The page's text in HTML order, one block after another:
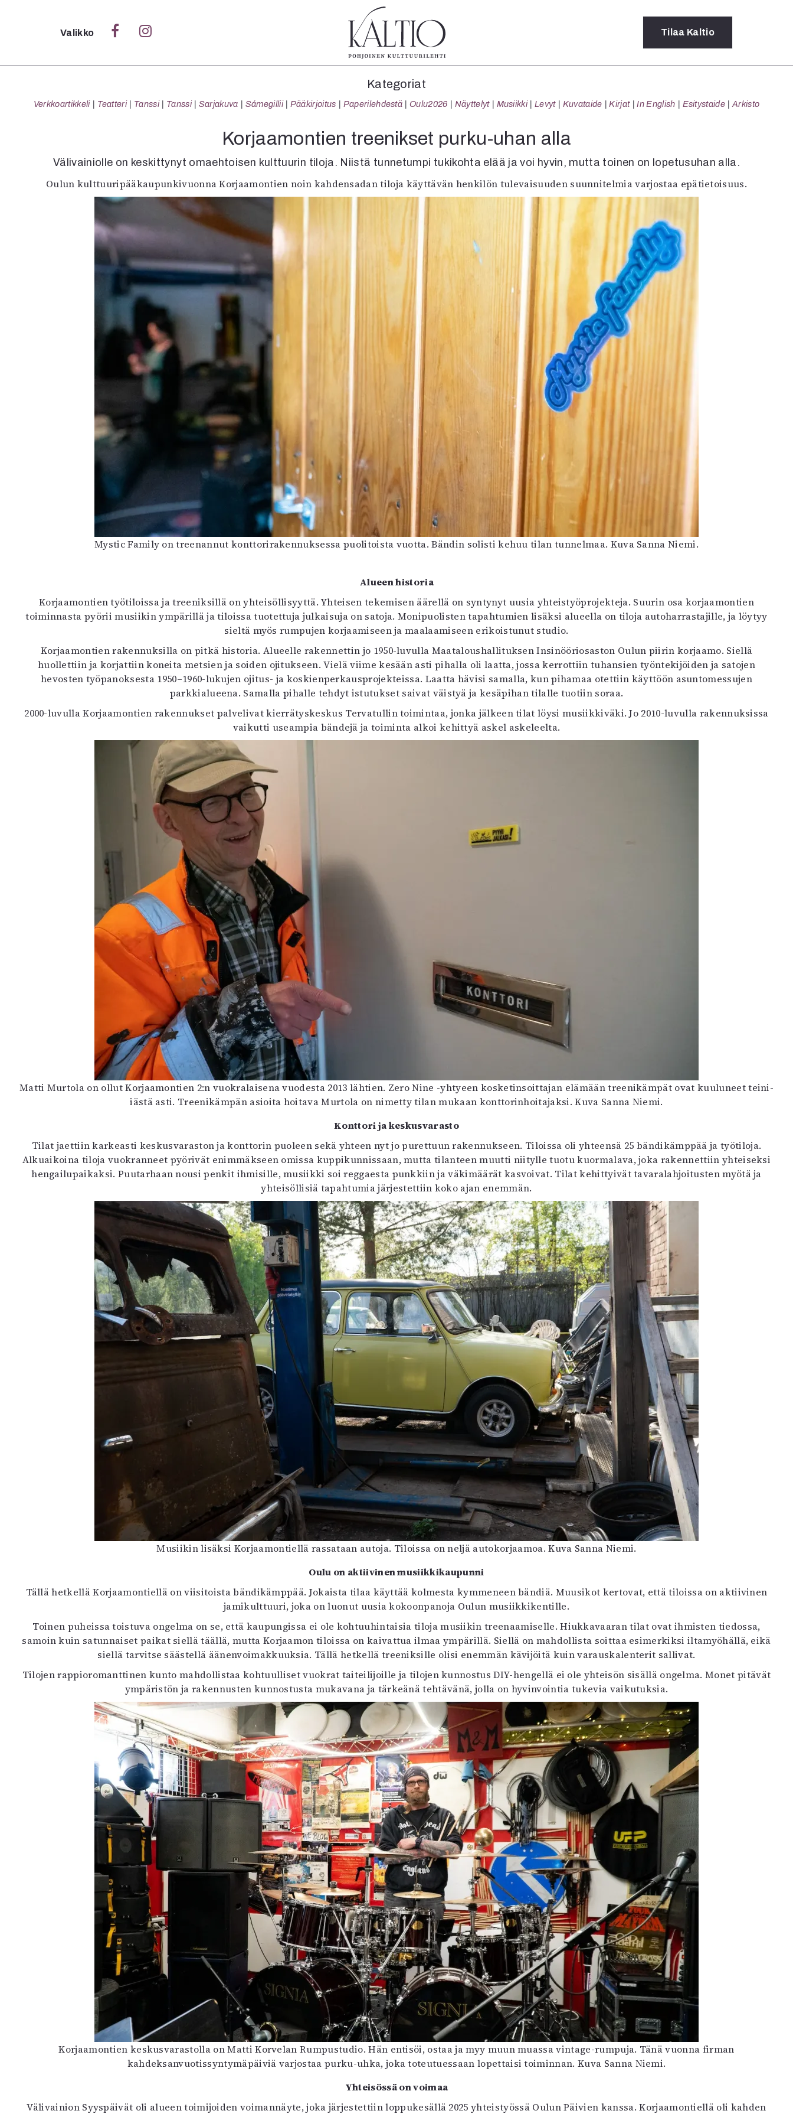
Sulje
Verkkoartikkeli
Tanssi
Sarjakuva
Pääkirjoitus
Oulu2026
Näyttelyt
Musiikki
Levyt
Kuvataide
In English
Arkisto
Lehdet
4/2026
1/2026
6/2025
5/2025 saame
Lehtiarkisto
Tilaus ja
Yhteistyössä
Toimitus
Mediatiedot
Valikko Tilaa Kaltio
Kategoriat
Verkkoartikkeli Teatteri Tanssi Tanssi Sarjakuva Sámegillii Pääkirjoitus Paperilehdestä Oulu2026 Näyttelyt Musiikki Levyt Kuvataide Kirjat In English Esitystaide Arkisto
Korjaamontien treenikset purku-uhan alla
Välivainiolle on keskittynyt omaehtoisen kulttuurin tiloja. Niistä tunnetumpi tukikohta elää ja voi hyvin, mutta toinen on lopetusuhan alla.
Oulun kulttuuripääkaupunkivuonna Korjaamontien noin kahdensadan tiloja käyttävän henkilön tulevaisuuden suunnitelmia varjostaa epätietoisuus.
Mystic Family on treenannut konttorirakennuksessa puolitoista vuotta. Bändin solisti kehuu tilan tunnelmaa. Kuva Sanna Niemi.
Alueen historia
Korjaamontien työtiloissa ja treeniksillä on yhteisöllisyyttä. Yhteisen tekemisen äärellä on syntynyt uusia yhteistyöprojekteja. Suurin osa korjaamontien
toiminnasta pyörii musiikin ympärillä ja tiloissa tuotettuja julkaisuja on satoja. Monipuolisten tapahtumien lisäksi alueella on tiloja autoharrastajille, ja löytyy
sieltä myös rumpujen korjaamiseen ja maalaamiseen erikoistunut studio.
Korjaamontien rakennuksilla on pitkä historia. Alueelle rakennettin jo 1950-luvulla Maataloushallituksen Insinööriosaston Oulun piirin korjaamo. Siellä
huollettiin ja korjattiin koneita metsien ja soiden ojitukseen. Vielä viime kesään asti pihalla oli laatta, jossa kerrottiin tuhansien työntekijöiden ja satojen
hevosten työpanoksesta 1950–1960-lukujen ojitus- ja koskienperkausprojekteissa. Laatta hävisi samalla, kun pihamaa otettiin käyttöön asuntomessujen
parkkialueena. Samalla pihalle tehdyt istutukset saivat väistyä ja kesäpihan tilalle tuotiin soraa.
2000-luvulla Korjaamontien rakennukset palvelivat kierrätyskeskus Tervatullin toimintaa, jonka jälkeen tilat löysi musiikkiväki. Jo 2010-luvulla rakennuksissa
vaikutti useampia bändejä ja toiminta alkoi kehittyä askel askeleelta.
Matti Murtola on ollut Korjaamontien 2:n vuokralaisena vuodesta 2013 lähtien. Zero Nine -yhtyeen kosketinsoittajan elämään treenikämpät ovat kuuluneet teini-
iästä asti. Treenikämpän asioita hoitava Murtola on nimetty tilan mukaan konttorinhoitajaksi. Kuva Sanna Niemi.
Konttori ja keskusvarasto
Tilat jaettiin karkeasti keskusvaraston ja konttorin puoleen sekä yhteen nyt jo purettuun rakennukseen. Tiloissa oli yhteensä 25 bändikämppää ja työtiloja.
Alkuaikoina tiloja vuokranneet pyörivät enimmäkseen omissa kuppikunnissaan, mutta tilanteen muutti niitylle tuotu kuormalava, joka rakennettiin yhteiseksi
hengailupaikaksi. Puutarhaan nousi penkit ihmisille, musiikki soi reggaesta punkkiin ja väkimäärät kasvoivat. Tilat kehittyivät tavaralahjoitusten myötä ja
yhteisöllisiä tapahtumia järjestettiin koko ajan enemmän.
Musiikin lisäksi Korjaamontiellä rassataan autoja. Tiloissa on neljä autokorjaamoa. Kuva Sanna Niemi.
Oulu on aktiivinen musiikkikaupunni
Tällä hetkellä Korjaamontiellä on viisitoista bändikämppää. Jokaista tilaa käyttää kolmesta kymmeneen bändiä. Muusikot kertovat, että tiloissa on aktiivinen
jamikulttuuri, joka on luonut uusia kokoonpanoja Oulun musiikkikentille.
Toinen puheissa toistuva ongelma on se, että kaupungissa ei ole kohtuuhintaisia tiloja musiikin treenaamiselle. Hiukkavaaran tilat ovat ihmisten tiedossa,
samoin kuin satunnaiset paikat siellä täällä, mutta Korjaamon tiloissa on kaivattua ilmaa ympärillä. Siellä on mahdollista soittaa esimerkiksi iltamyöhällä, eikä
siellä tarvitse säästellä äänenvoimakkuuksia. Tällä hetkellä treeniksille olisi enemmän kävijöitä kuin varauskalenterit sallivat.
Tilojen rappioromanttinen kunto mahdollistaa kohtuulliset vuokrat taiteilijoille ja tilojen kunnostus DIY-hengellä ei ole yhteisön sisällä ongelma. Monet pitävät
ympäristön ja rakennusten kunnostusta mukavana ja tärkeänä tehtävänä, jolla on hyvinvointia tukevia vaikutuksia.
Korjaamontien keskusvarastolla on Matti Korvelan Rumpustudio. Hän entisöi, ostaa ja myy muun muassa vintage-rumpuja. Tänä vuonna firman
kahdeksanvuotissyntymäpäiviä varjostaa purku-uhka, joka toteutuessaan lopettaisi toiminnan. Kuva Sanna Niemi.
Yhteisössä on voimaa
Välivainion Syyspäivät oli alueen toimijoiden voimannäyte, joka järjestettiin loppukesällä 2025 yhteistyössä Oulun Päivien kanssa. Korjaamontiellä oli kahden